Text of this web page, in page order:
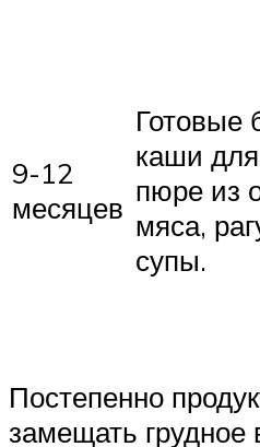
9-12
месяцев
Готовые
каши
пюре из
мяса,
супы.
Постепенно
замещать грудное